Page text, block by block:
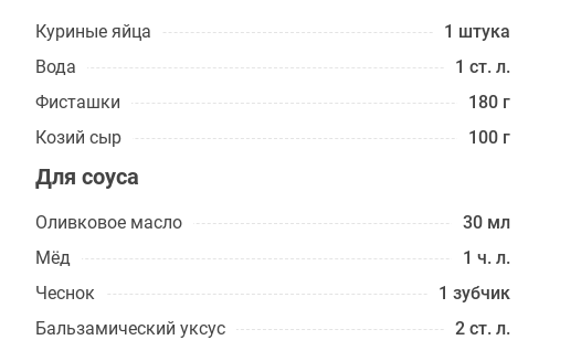
Куриные яйца
1 штука
Вода
1 ст. л.
Фисташки
180 г
Козий сыр
100 г
Для соуса
Оливковое масло
30 мл
Мёд
1 ч. л.
Чеснок
1 зубчик
Бальзами­ческий уксус
2 ст. л.